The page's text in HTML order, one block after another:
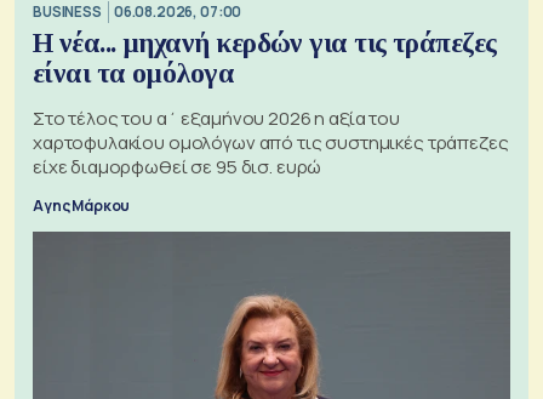
BUSINESS 06.08.2026, 07:00
Η νέα... μηχανή κερδών για τις τράπεζες
είναι τα ομόλογα
Στο τέλος του α΄ εξαμήνου 2026 η αξία του
χαρτοφυλακίου ομολόγων από τις συστημικές τράπεζες
είχε διαμορφωθεί σε 95 δισ. ευρώ
Αγης Μάρκου